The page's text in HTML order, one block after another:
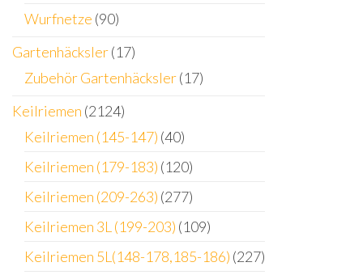
Wurfnetze (90)
Gartenhäcksler(17)
Zubehör Gartenhäcksler(17)
Keilriemen (2124)
Keilriemen (145-147) (40)
Keilriemen (179-183) (120)
Keilriemen (209-263) (277)
Keilriemen 3L (199-203) (109)
Keilriemen 5L(148-178,185-186) (227)